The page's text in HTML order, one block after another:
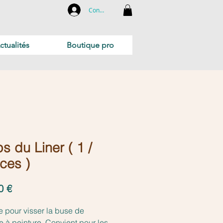
Connexion
du Liner ( 1 /
)
€Prix
pour visser la buse de
Boutique pro